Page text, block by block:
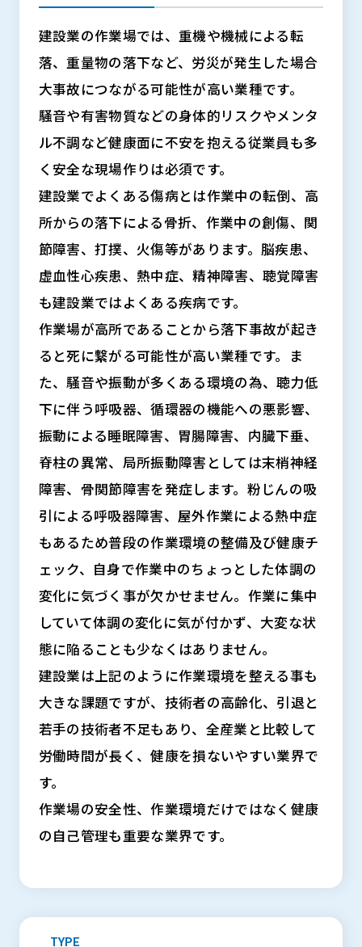
建設業の作業場では、重機や機械による転
落、重量物の落下など、労災が発生した場合
大事故につながる可能性が高い業種です。
騒音や有害物質などの身体的リスクやメンタ
ル不調など健康面に不安を抱える従業員も多
く安全な現場作りは必須です。
建設業でよくある傷病とは作業中の転倒、高
所からの落下による骨折、作業中の創傷、関
節障害、打撲、火傷等があります。脳疾患、
虚血性心疾患、熱中症、精神障害、聴覚障害
も建設業ではよくある疾病です。
作業場が高所であることから落下事故が起き
ると死に繋がる可能性が高い業種です。ま
た、騒音や振動が多くある環境の為、聴力低
下に伴う呼吸器、循環器の機能への悪影響、
振動による睡眠障害、胃腸障害、内臓下垂、
脊柱の異常、局所振動障害としては末梢神経
障害、骨関節障害を発症します。粉じんの吸
引による呼吸器障害、屋外作業による熱中症
もあるため普段の作業環境の整備及び健康チ
ェック、自身で作業中のちょっとした体調の
変化に気づく事が欠かせません。作業に集中
していて体調の変化に気が付かず、大変な状
態に陥ることも少なくはありません。
建設業は上記のように作業環境を整える事も
大きな課題ですが、技術者の高齢化、引退と
若手の技術者不足もあり、全産業と比較して
労働時間が長く、健康を損ないやすい業界で
す。
作業場の安全性、作業環境だけではなく健康
の自己管理も重要な業界です。
TYPE